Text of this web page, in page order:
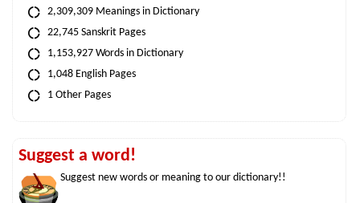
2,309,309 Meanings in Dictionary
22,745 Sanskrit Pages
1,153,927 Words in Dictionary
1,048 English Pages
1 Other Pages
Suggest a word!
Suggest new words or meaning to our dictionary!!